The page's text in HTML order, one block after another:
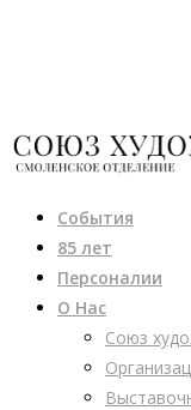
События
85 лет
Персоналии
О Нас
Союз